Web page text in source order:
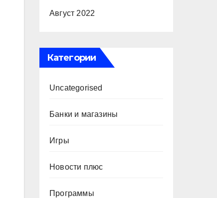
Август 2022
Категории
Uncategorised
Банки и магазины
Игры
Новости плюс
Программы